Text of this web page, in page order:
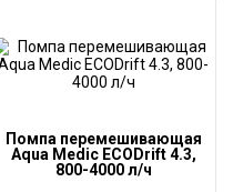
Помпа перемешивающая
Aqua Medic ECODrift 4.3,
800-4000 л/ч